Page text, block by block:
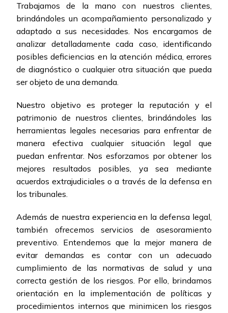
Trabajamos de la mano con nuestros clientes,
brindándoles un acompañamiento personalizado y
adaptado a sus necesidades. Nos encargamos de
analizar detalladamente cada caso, identificando
posibles deficiencias en la atención médica, errores
de diagnóstico o cualquier otra situación que pueda
ser objeto de una demanda.
Nuestro objetivo es proteger la reputación y el
patrimonio de nuestros clientes, brindándoles las
herramientas legales necesarias para enfrentar de
manera efectiva cualquier situación legal que
puedan enfrentar. Nos esforzamos por obtener los
mejores resultados posibles, ya sea mediante
acuerdos extrajudiciales o a través de la defensa en
los tribunales.
Además de nuestra experiencia en la defensa legal,
también ofrecemos servicios de asesoramiento
preventivo. Entendemos que la mejor manera de
evitar demandas es contar con un adecuado
cumplimiento de las normativas de salud y una
correcta gestión de los riesgos. Por ello, brindamos
orientación en la implementación de políticas y
procedimientos internos que minimicen los riesgos